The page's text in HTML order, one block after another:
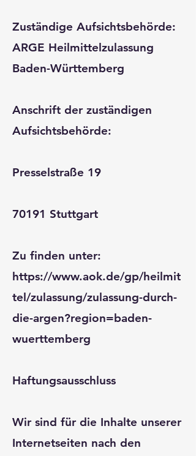
Zuständige Aufsichtsbehörde:
ARGE Heilmittelzulassung
Baden-Württemberg
Anschrift der zuständigen
Aufsichtsbehörde:
Presselstraße 19
70191 Stuttgart
Zu finden unter:
https://www.aok.de/gp/heilmit
tel/zulassung/zulassung-durch-
die-argen?region=baden-
wuerttemberg
Haftungsausschluss
Wir sind für die Inhalte unserer
Internetseiten nach den